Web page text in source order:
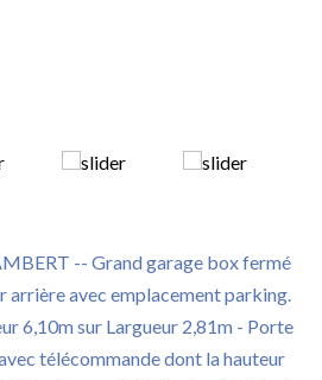
-- Grand garage box fermé
arrière avec emplacement parking.
6,10m sur Largueur 2,81m - Porte
télécommande dont la hauteur